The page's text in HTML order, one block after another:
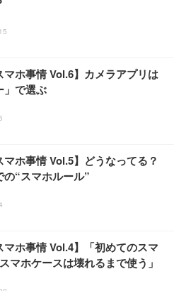
マホ事情 Vol.6】カメラアプリは
」で選ぶ
マホ事情 Vol.5】どうなってる？
“スマホルール”
マホ事情 Vol.4】「初めてのスマ
マホケースは壊れるまで使う」